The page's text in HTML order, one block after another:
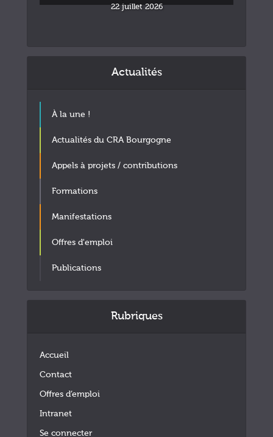
22 juillet 2026
Actualités
À la une !
Actualités du CRA Bourgogne
Appels à projets / contributions
Formations
Manifestations
Offres d'emploi
Publications
Rubriques
Accueil
Contact
Offres d’emploi
Intranet
Se connecter